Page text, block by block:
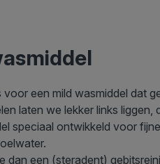
een mild wasmiddel dat
laten we lekker links liggen,
speciaal ontwikkeld voor
een (steradent)